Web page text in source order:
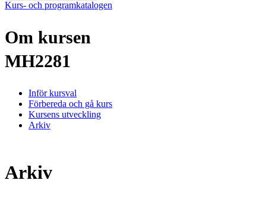
Kurs- och programkatalogen
Om kursen
MH2281
Inför kursval
Förbereda och gå kurs
Kursens utveckling
Arkiv
Arkiv